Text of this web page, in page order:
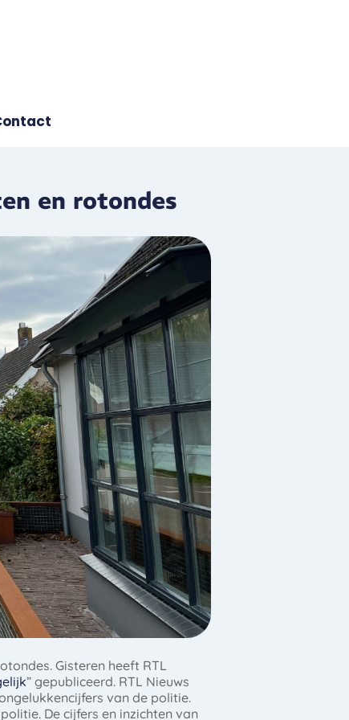
en rotondes
Gisteren heeft RTL
” gepubliceerd. RTL Nieuws
van de politie.
De cijfers en inzichten van